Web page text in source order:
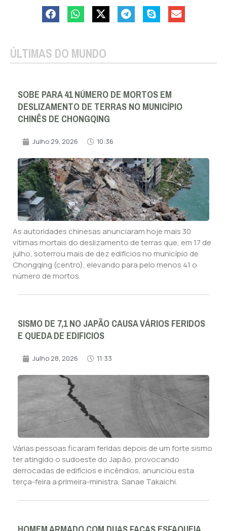
ÚLTIMAS DO MUNDO
SOBE PARA 41 NÚMERO DE MORTOS EM
DESLIZAMENTO DE TERRAS NO MUNICÍPIO
CHINÊS DE CHONGQING
Julho 29, 2026 10:36
As autoridades chinesas anunciaram hoje mais 30
vítimas mortais do deslizamento de terras que, em 17 de
julho, soterrou mais de dez edifícios no município de
Chongqing (centro), elevando para pelo menos 41 o
número de mortos.
SISMO DE 7,1 NO JAPÃO CAUSA VÁRIOS FERIDOS
E QUEDA DE EDIFICIOS
Julho 28, 2026 11:33
Várias pessoas ficaram feridas depois de um forte sismo
ter atingido o sudoeste do Japão, provocando
derrocadas de edifícios e incêndios, anunciou esta
terça-feira a primeira-ministra, Sanae Takaichi.